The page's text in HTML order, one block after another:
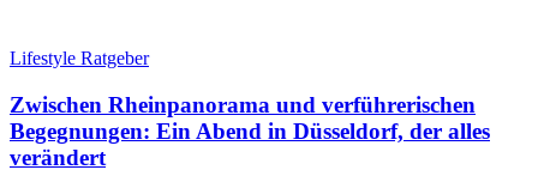
Lifestyle Ratgeber
Zwischen Rheinpanorama und verführerischen
Begegnungen: Ein Abend in Düsseldorf, der alles
verändert